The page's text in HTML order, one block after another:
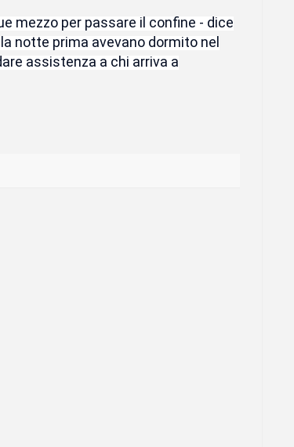
mezzo per passare il confine - dice
notte prima avevano dormito nel
assistenza a chi arriva a